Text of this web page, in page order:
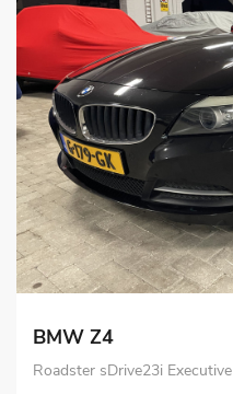
BMW Z4
Roadster sDrive23i Executive